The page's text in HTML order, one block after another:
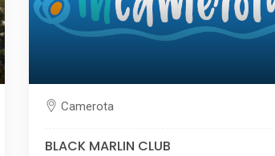
Camerota
BLACK MARLIN CLUB